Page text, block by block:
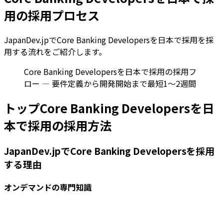
用の採用プロセス
JapanDev.jpでCore Banking Developersを日本で採用を採
用する流れをご紹介します。
Core Banking Developersを日本で採用の採用フ
ロー — 要件定義から開発開始まで最短1〜2週間
トップCore Banking Developersを日
本で採用の採用方法
JapanDev.jpでCore Banking Developersを採用
する理由
オンデマンドの専門知識